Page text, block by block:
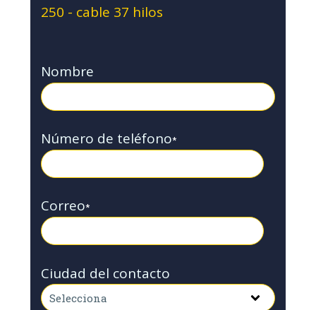
250 - cable 37 hilos
Nombre
Número de teléfono*
Correo*
Ciudad del contacto